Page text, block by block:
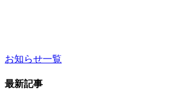
お知らせ一覧
最新記事